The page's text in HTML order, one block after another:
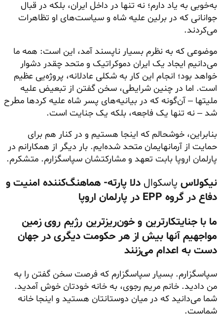
به‌خوبی به یاد دارم؛ نه تنها در داخل ایران، بلکه در قبال
جوانانی که در برلین علیه شاه و سیاست‌های او تظاهرات
می‌کردند.
موضوعی که به نظرم بسیار ناپسند آمد، این است: همه ما
می‌دانیم ایجاد یک ایران دموکراتیک و متحد چقدر دشوار
خواهد بود؛ انجام این کار به شکلی عادلانه، پروژه‌یی عظیم
است. اما در چنین شرایطی، سخن گفتن از تبعیض علیه
ملیتها – آن‌گونه که در بیانیه‌های پسر شاه علیه کردها مطرح
شد – نه تنها یک فاجعه، بلکه یک جنایت است.
بنابراین، خوشحالم که اینجا هستیم و در کنار هم برای
حمایت از آرمانهایمان متحد شده‌ایم. بار دیگر از همکارانم در
پارلمان اروپا بابت تعهد و مشارکتشان سپاسگزارم. متشکرم.
نیکولاس پاسکوال دلا پارته- هماهنگ‌کننده امنیت و
دفاع در گروه EPP در پارلمان اروپا
ما با جنایتکارترین و خون‌ریزترین رژیم روی زمین
مواجهیمآنها بیش از هر حکومت دیگری در جهان
دست به اعدام می‌زنند
سپاسگزارم. بسیار سپاسگزارم که فرصت سخن گفتن را به
من دادید. خانم مریم رجوی، به خانه خودتان خوش آمدید.
شما می‌دانید که در میان دوستانتان هستید و اینجا خانه
شماست.